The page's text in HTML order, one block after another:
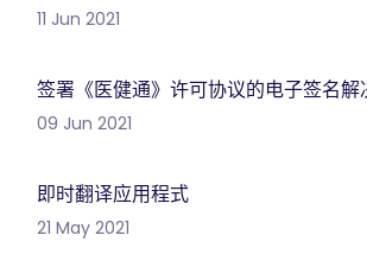
11 Jun 2021
签署《医健通》许可协议的电子签名解
09 Jun 2021
即时翻译应用程式
21 May 2021